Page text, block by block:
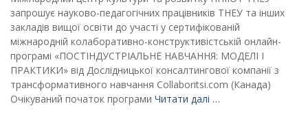
запрошує науково-педагогічних працівників ТНЕУ та інших
закладів вищої освіти до участі у сертифікованій
міжнародній колаборативно-конструктивістській онлайн-
програмі «ПОСТІНДУСТРІАЛЬНЕ НАВЧАННЯ: МОДЕЛІ І
ПРАКТИКИ» від Дослідницької консалтингової компанії з
трансформативного навчання Collaboritsi.com (Канада)
Очікуваний початок програми Читати далі …